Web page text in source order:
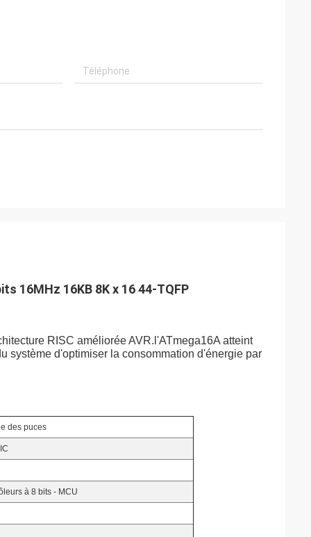
16MHz 16KB 8K x 16 44-TQFP
RISC améliorée AVR.l'ATmega16A atteint
système d'optimiser la consommation d'énergie par
des puces
à 8 bits - MCU